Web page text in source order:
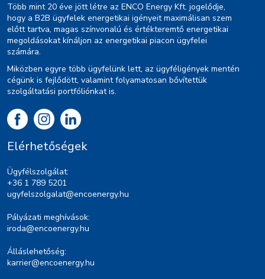
Több mint 20 éve jött létre az ENCO Energy Kft. jogelődje,
hogy a B2B ügyfelek energetikai igényeit maximálisan szem
előtt tartva, magas színvonalú és értékteremtő energetikai
megoldásokat kínáljon az energetikai piacon ügyfelei
számára.
Miközben egyre több ügyfelünk lett, az ügyféligények mentén
cégünk is fejlődött, valamint folyamatosan bővítettük
szolgáltatási portfóliónkat is.
Elérhetőségek
Ügyfélszolgálat:
+36 1 789 5201
ugyfelszolgalat@encoenergy.hu
Pályázati meghívások:
iroda@encoenergy.hu
Álláslehetőség:
karrier@encoenergy.hu